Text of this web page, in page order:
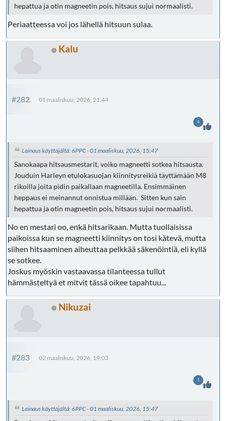
hepattua ja otin magneetin pois, hitsaus sujui normaalisti.
Periaatteessa voi jos lähellä hitsuun sulaa.
Kalu
#282 01 maaliskuu, 2026, 21:44
Lainaus käyttäjältä: 6PPC - 01 maaliskuu, 2026, 15:47
Sanokaapa hitsausmestarit, voiko magneetti sotkea hitsausta.
Jouduin Harleyn etulokasuojan kiinnitysreikiä täyttämään M8
rikoilla joita pidin paikallaan magneetilla. Ensimmäinen
heppaus ei meinannut onnistua millään. Sitten kun sain
hepattua ja otin magneetin pois, hitsaus sujui normaalisti.
No en mestari oo, enkä hitsarikaan. Mutta tuollaisissa
paikoissa kun se magneetti kiinnitys on tosi kätevä, mutta
siihen hitsaaminen aiheuttaa pelkkää säkenöintiä, eli kyllä
se sotkee.
Joskus myöskin vastaavassa tilanteessa tullut
hämmästeltyä et mitvit tässä oikee tapahtuu...
6
Nikuzai
#283 02 maaliskuu, 2026, 19:03
Lainaus käyttäjältä: 6PPC - 01 maaliskuu, 2026, 15:47
1